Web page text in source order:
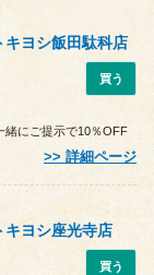
ヨシ飯田駄科店
買う
緒にご提示で10％OFF
詳細ページ
ヨシ座光寺店
買う